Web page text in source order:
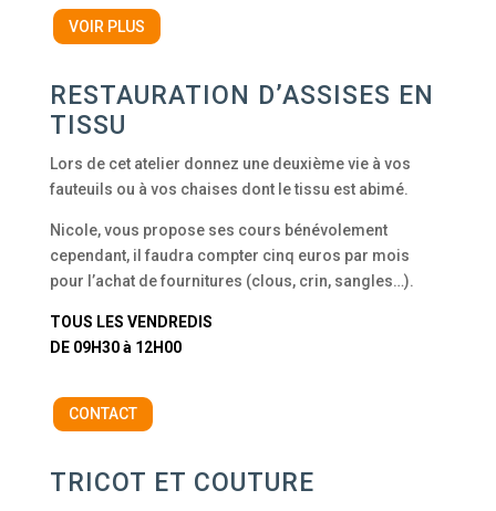
VOIR PLUS
RESTAURATION D’ASSISES EN
TISSU
Lors de cet atelier donnez une deuxième vie à vos
fauteuils ou à vos chaises dont le tissu est abimé.
Nicole, vous propose ses cours bénévolement
cependant, il faudra compter cinq euros par mois
pour l’achat de fournitures (clous, crin, sangles…).
TOUS LES VENDREDIS
DE 09H30 à 12H00
CONTACT
TRICOT ET COUTURE